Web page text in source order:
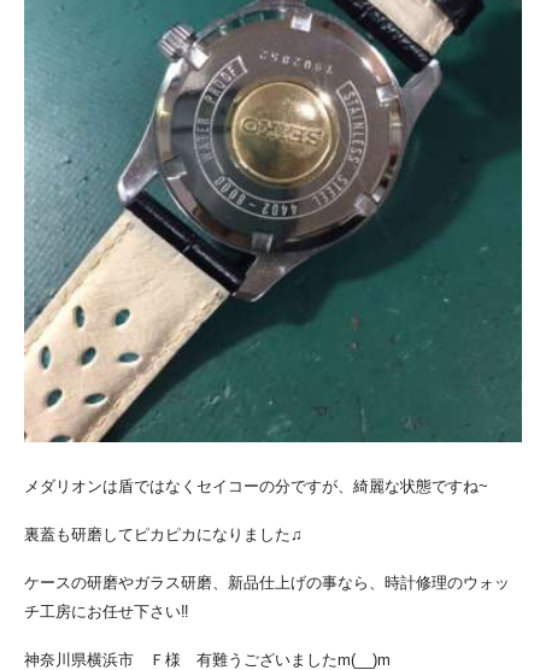
メダリオンは盾ではなくセイコーの分ですが、綺麗な状態ですね~
裏蓋も研磨してピカピカになりました♫
ケースの研磨やガラス研磨、新品仕上げの事なら、時計修理のウォッ
チ工房にお任せ下さい‼
神奈川県横浜市 Ｆ様 有難うございましたm(__)m